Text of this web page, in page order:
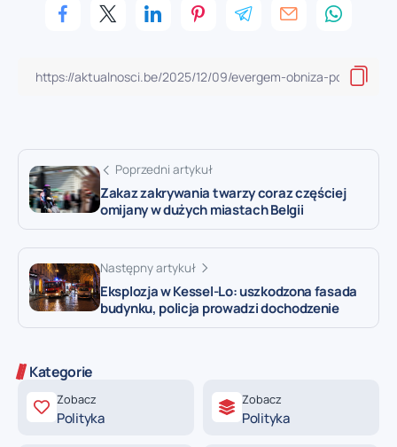
Poprzedni artykuł
Zakaz zakrywania twarzy coraz częściej
omijany w dużych miastach Belgii
Następny artykuł
Eksplozja w Kessel-Lo: uszkodzona fasada
budynku, policja prowadzi dochodzenie
Kategorie
Zobacz
Polityka
Zobacz
Polityka